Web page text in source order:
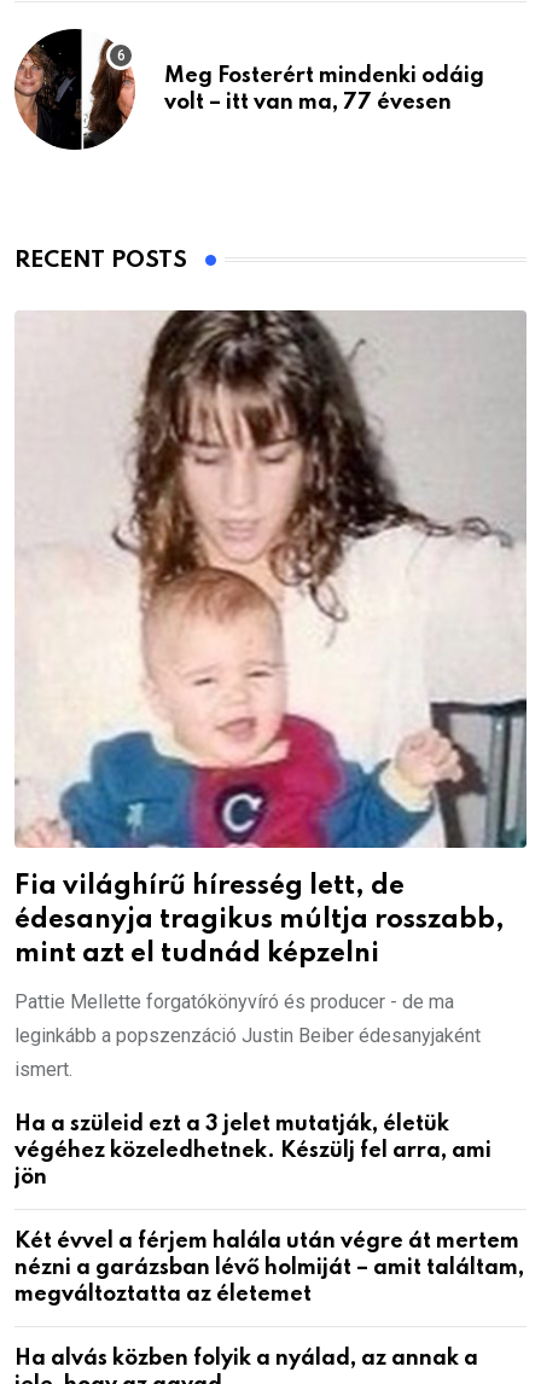
Meg Fosterért mindenki odáig
volt – itt van ma, 77 évesen
RECENT POSTS
Fia világhírű híresség lett, de
édesanyja tragikus múltja rosszabb,
mint azt el tudnád képzelni
Pattie Mellette forgatókönyvíró és producer - de ma
leginkább a popszenzáció Justin Beiber édesanyjaként
ismert.
Ha a szüleid ezt a 3 jelet mutatják, életük
végéhez közeledhetnek. Készülj fel arra, ami
jön
Két évvel a férjem halála után végre át mertem
nézni a garázsban lévő holmiját – amit találtam,
megváltoztatta az életemet
Ha alvás közben folyik a nyálad, az annak a